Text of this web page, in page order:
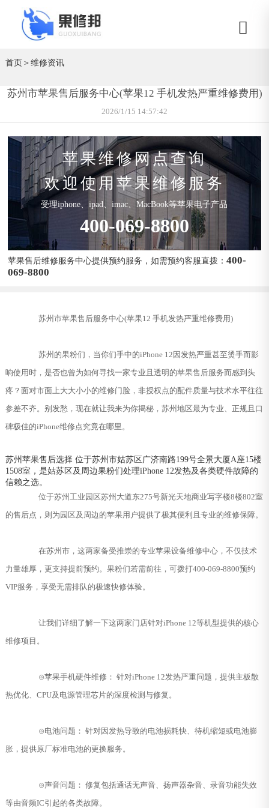
首页＞维修资讯
苏州市苹果售后服务中心(苹果12 手机发热严重维修费用)
2026/1/15 14:57:42
苹果维修网点查询
欢迎使用苹果维修服务
受理iphone、ipad、imac、MacBook等苹果电子产品
400-069-8800
苹果售后维修服务中心提供预约服务，如需预约客服直拨：400-
069-8800
苏州市苹果售后服务中心(苹果12 手机发热严重维修费用)
苏州的果粉们，当你们手中的iPhone 12因发热严重甚至烫手而影
响使用时，是否也曾为如何寻找一家专业且透明的苹果售后服务而感到头
疼？面对市面上大大小小的维修门脸，非授权点的配件质量与技术水平往往
参差不齐。别发愁，现在就让我来为你揭秘，苏州地区最为专业、正规且口
碑极佳的iPhone维修点究竟在哪里。
苏州苹果售后选择 位于苏州市姑苏区广济南路199号全景大厦A座15楼
1508室，是姑苏区及周边果粉们处理iPhone 12发热及各类硬件故障的
信赖之选。
位于苏州工业园区苏州大道东275号新光天地商业写字楼8楼802室
的售后点，则为园区及周边的苹果用户提供了极其便利且专业的维修保障。
在苏州市，这两家备受推崇的专业苹果设备维修中心，不仅技术
力量雄厚，更支持提前预约。果粉们若需前往，可拨打400-069-8800预约
VIP服务，享受无需排队的极速快修体验。
让我们详细了解一下这两家门店针对iPhone 12等机型提供的核心
维修项目。
⊙苹果手机硬件维修： 针对iPhone 12发热严重问题，提供主板散
热优化、CPU及电源管理芯片的深度检测与修复。
⊙电池问题： 针对因发热导致的电池损耗快、待机缩短或电池膨
胀，提供原厂标准电池的更换服务。
⊙声音问题： 修复包括通话无声音、扬声器杂音、录音功能失效
等由音频IC引起的各类故障。